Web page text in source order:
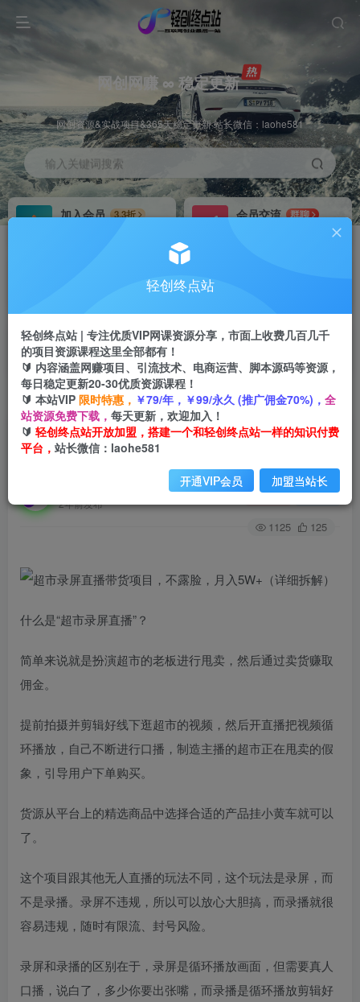
网创网赚 ∞ 稳定更新
网创资源&实战项目&365天稳定更新 站长微信：laohe581
输入关键词搜索
加入会员
3.3折
会员交流
群聊
首页 创业课程 会员免费 正文
超市录屏直播带货项目，不露脸，月入5W+（详细
拆解）
2年前发布
关注 私信
1125 125
什么是“超市录屏直播”？
简单来说就是扮演超市的老板进行甩卖，然后通过卖货赚取
佣金。
提前拍摄并剪辑好线下逛超市的视频，然后开直播把视频循
环播放，自己不断进行口播，制造主播的超市正在甩卖的假
象，引导用户下单购买。
货源从平台上的精选商品中选择合适的产品挂小黄车就可以
了。
这个项目跟其他无人直播的玩法不同，这个玩法是录屏，而
不是录播。录屏不违规，所以可以放心大胆搞，而录播就很
容易违规，随时有限流、封号风险。
录屏和录播的区别在于，录屏是循环播放画面，但需要真人
口播，说白了，多少你要出张嘴，而录播是循环播放剪辑好
轻创终点站
轻创终点站 | 专注优质VIP网课资源分享，市面上收费几百几千
的项目资源课程这里全部都有！
🔰 内容涵盖网赚项目、引流技术、电商运营、脚本源码等资源，
每日稳定更新20-30优质资源课程！
🔰 本站VIP 限时特惠， ￥79/年，￥99/永久 (推广佣金70%)， 全
站资源免费下载， 每天更新，欢迎加入！
🔰 轻创终点站开放加盟，搭建一个和轻创终点站一样的知识付费
平台， 站长微信：laohe581
开通VIP会员 加盟当站长